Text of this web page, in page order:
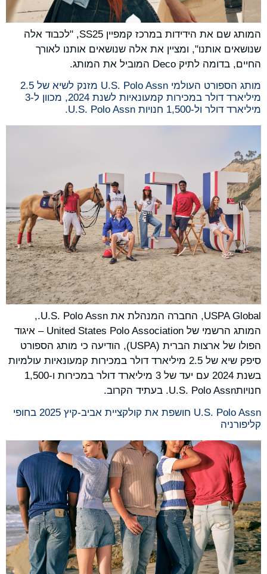
המותג שם את הידידות במרכז קמפיין SS25, "לכבוד אלה
שנושאים אותנו", ומציין את אלה שנושאים אותנו לאורך
החיים, בדומה לתיק Deco המוביל את המותג.
מותג הספורט העולמי U.S. Polo Assn מזנק לשיא של 2.5
מיליארד דולר במכירות קמעונאיות לשנת 2024, מכוון ל-3
מיליארד דולר ול-1,500 חנויות U.S. Polo Assn.
USPA Global, החברה המנהלת את U.S. Polo Assn.,
המותג הרשמי של United States Polo Association – איגוד
הפולו של ארצות הברית (USPA), הודיעה כי מותג הספורט
סיפק שיא של 2.5 מיליארד דולר במכירות קמעונאיות עולמיות
בשנת 2024 עם יעד של 3 מיליארד דולר במכירות ו-1,500
חנויותU.S. Polo Assn. בעתיד הקרוב.
U.S. Polo Assn חושפת את קולקציית אביב-קיץ 2025 בחופי
קליפורניה